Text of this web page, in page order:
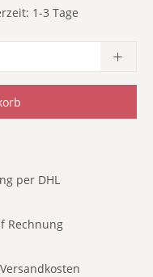
1-3 Tage
gewünschten
per DHL
Rechnung